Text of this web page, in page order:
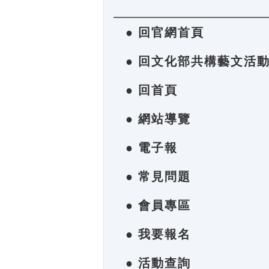
● 回官網首頁
● 回文化部共構藝文活
● 回首頁
● 網站導覽
● 電子報
● 常見問題
● 會員專區
● 我要報名
● 活動查詢